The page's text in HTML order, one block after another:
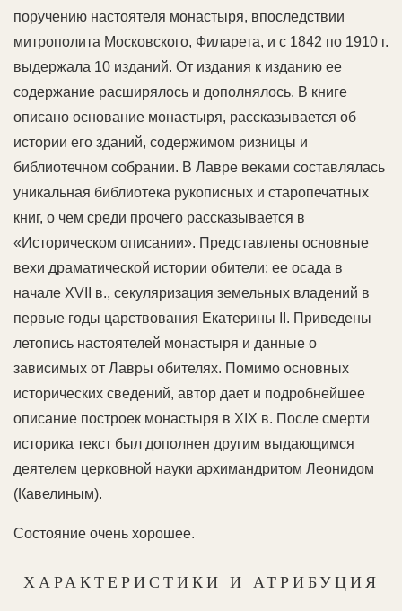
поручению настоятеля монастыря, впоследствии
митрополита Московского, Филарета, и с 1842 по 1910 г.
выдержала 10 изданий. От издания к изданию ее
содержание расширялось и дополнялось. В книге
описано основание монастыря, рассказывается об
истории его зданий, содержимом ризницы и
библиотечном собрании. В Лавре веками составлялась
уникальная библиотека рукописных и старопечатных
книг, о чем среди прочего рассказывается в
«Историческом описании». Представлены основные
вехи драматической истории обители: ее осада в
начале XVII в., секуляризация земельных владений в
первые годы царствования Екатерины II. Приведены
летопись настоятелей монастыря и данные о
зависимых от Лавры обителях. Помимо основных
исторических сведений, автор дает и подробнейшее
описание построек монастыря в XIX в. После смерти
историка текст был дополнен другим выдающимся
деятелем церковной науки архимандритом Леонидом
(Кавелиным).
Состояние очень хорошее.
ХАРАКТЕРИСТИКИ И АТРИБУЦИЯ